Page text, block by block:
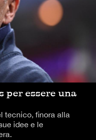
per essere una
tecnico, finora alla
idee e le